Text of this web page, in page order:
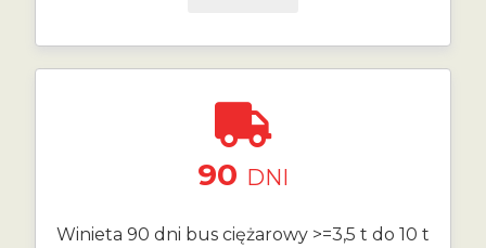
90 DNI
Winieta 90 dni bus ciężarowy >=3,5 t do 10 t